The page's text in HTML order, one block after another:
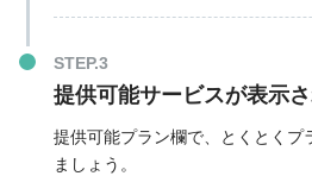
提供可能サービスが表示
提供可能プラン欄で、とくとくプ
ましょう。